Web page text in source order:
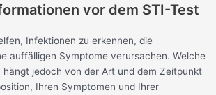
vor dem STI-Test
Infektionen zu erkennen, die
auffälligen Symptome verursachen. Welche
hängt jedoch von der Art und dem Zeitpunkt
Ihren Symptomen und Ihrer